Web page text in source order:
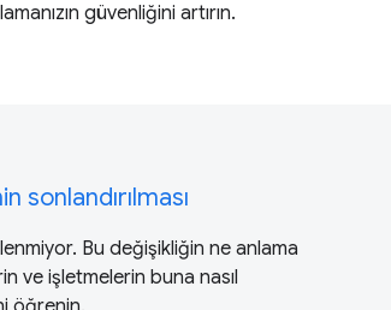
güvenliğini artırın.
sonlandırılması
Bu değişikliğin ne anlama
ve işletmelerin buna nasıl